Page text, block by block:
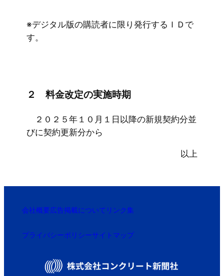
※デジタル版の購読者に限り発行するＩＤで
す。
２ 料金改定の実施時期
２０２５年１０月１日以降の新規契約分並
びに契約更新分から
以上
会社概要広告掲載について リンク集
プライバシーポリシーサイトマップ